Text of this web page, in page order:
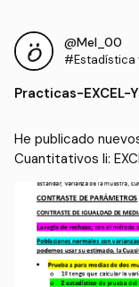
@Mel_00
#Estadística
Practicas-EXCEL-
He publicado
Cuantitativos Ii: